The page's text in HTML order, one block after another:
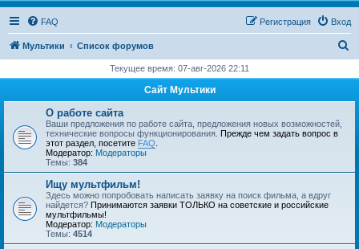
FAQ Вход
Регистрация
Мультики Список форумов
с
Текущее время: 07-авг-2026 22:11
Сайт Мультики
О работе сайта
Ваши предложения по работе сайта, предложения новых возможностей,
технические вопросы функционирования. Прежде чем задать вопрос в
этот раздел, посетите FAQ
Модератор: Модераторы
Темы: 384
Ищу мультфильм!
Здесь можно попробовать написать заявку на поиск фильма, а вдруг
найдется? Принимаются заявки ТОЛЬКО на советские и российские
мультфильмы!
Модератор: Модераторы
Темы: 4514